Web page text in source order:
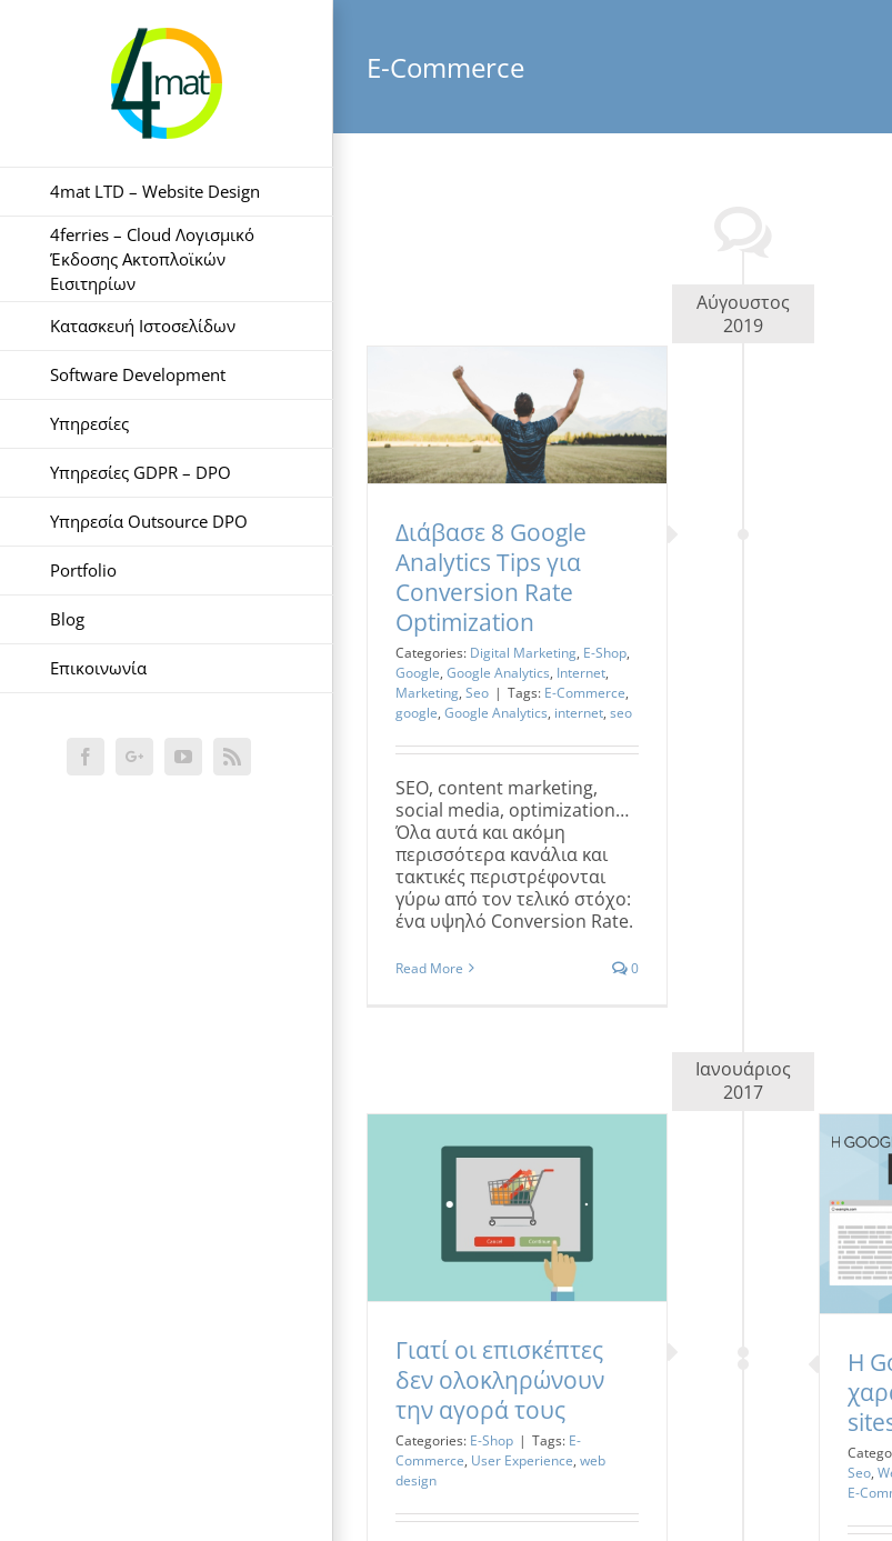
4mat LTD – Website Design
4ferries – Cloud Λογισμικό
Έκδοσης Ακτοπλοϊκών
Εισιτηρίων
Κατασκευή Ιστοσελίδων
Software Development
Υπηρεσίες
Υπηρεσίες GDPR – DPO
Υπηρεσία Outsource DPO
Portfolio
Blog
Επικοινωνία
FacebookGoogle+YouTube
E-Commerce
Αύγουστος
2019
Διάβασε 8 Google Analytics Tips
για Conversion Rate
Optimization
Διάβασε 8 Google
Analytics Tips για
Conversion Rate
Optimization
Categories: Digital Marketing, E-Shop,
Google, Google Analytics, Internet,
Marketing, Seo | Tags: E-Commerce,
google, Google Analytics, internet, seo
SEO, content marketing,
social media, optimization…
Όλα αυτά και ακόμη
περισσότερα κανάλια και
τακτικές περιστρέφονται
γύρω από τον τελικό στόχο:
ένα υψηλό Conversion Rate.
Read More 0
Ιανουάριος
2017
Η
Seo,
E-
Γιατί οι επισκέπτες δεν
Γιατί οι επισκέπτες
δεν ολοκληρώνουν
την αγορά τους
Categories: E-Shop | Tags: E-
Commerce, User Experience, web
design